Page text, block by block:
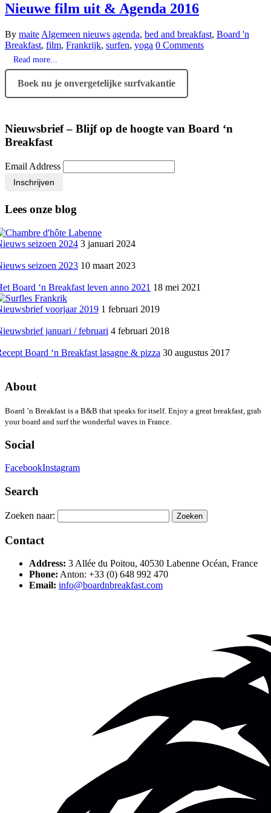
Nieuwe film uit & Agenda 2016
By maite Algemeen nieuws agenda, bed and breakfast, Board 'n
Breakfast, film, Frankrijk, surfen, yoga 0 Comments
Read more...
Boek nu je onvergetelijke surfvakantie
Nieuwsbrief – Blijf op de hoogte van Board ‘n
Breakfast
Email Address
Inschrijven
Lees onze blog
seizoen 2024 3 januari 2024
seizoen 2023 10 maart 2023
Board ‘n Breakfast leven anno 2021 18 mei 2021
voorjaar 2019 1 februari 2019
januari / februari 4 februari 2018
Board ‘n Breakfast lasagne & pizza 30 augustus 2017
About
Board ’n Breakfast is a B&B that speaks for itself. Enjoy a great breakfast, grab
your board and surf the wonderful waves in France.
Social
FacebookInstagram
Search
Zoeken naar:
Contact
Address: 3 Allée du Poitou, 40530 Labenne Océan, France
Phone: Anton: +33 (0) 648 992 470
Email: info@boardnbreakfast.com